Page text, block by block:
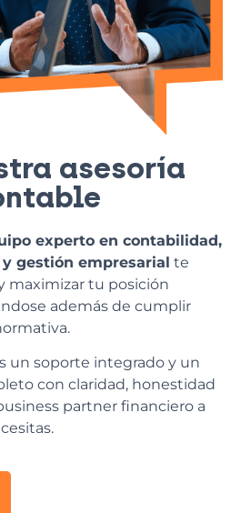
asesoría
experto en contabilidad,
gestión empresarial te
maximizar tu posición
además de cumplir
un soporte integrado y un
con claridad, honestidad
partner financiero a